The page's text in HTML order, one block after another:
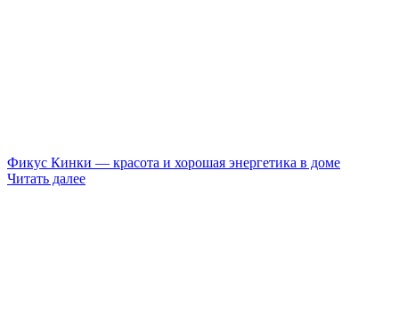
Фикус Кинки — красота и хорошая энергетика в доме
Читать далее